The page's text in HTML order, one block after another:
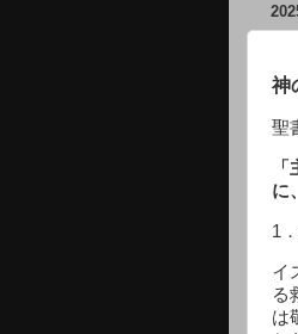
神
聖
に
1
イ
る
は